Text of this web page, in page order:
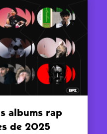
albums rap
de 2025